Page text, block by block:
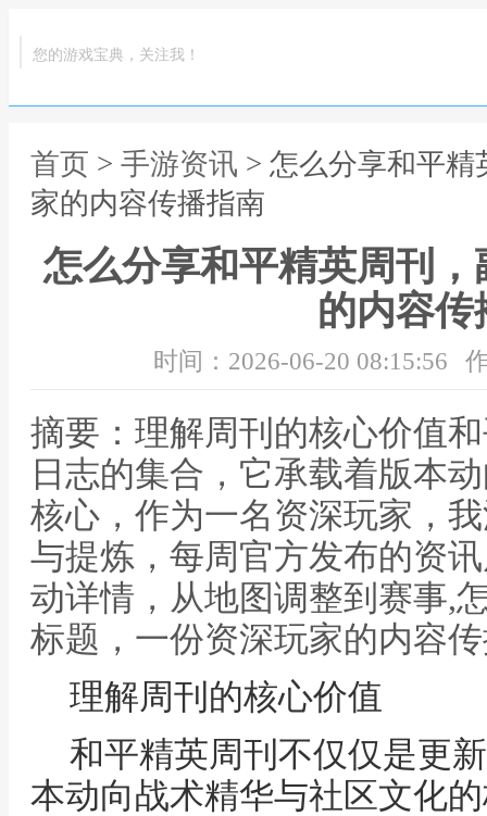
您的游戏宝典，关注我！
首页 > 手游资讯 > 怎么分享和平
家的内容传播指南
怎么分享和平精英周刊
的内容传
时间：2026-06-20 08:15:56
摘要：理解周刊的核心价值
日志的集合，它承载着版本
核心，作为一名资深玩家，
与提炼，每周官方发布的资
动详情，从地图调整到赛事,
标题，一份资深玩家的内容
理解周刊的核心价值
和平精英周刊不仅仅是更
本动向战术精华与社区文化